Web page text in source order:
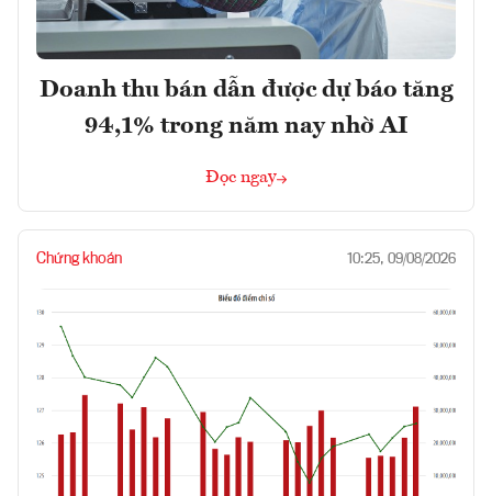
Doanh thu bán dẫn được dự báo tăng
94,1% trong năm nay nhờ AI
Đọc ngay
Chứng khoán 10:25, 09/08/2026